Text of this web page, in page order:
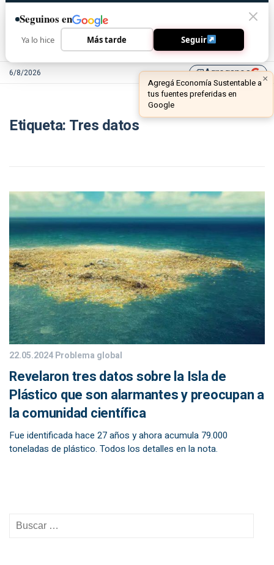
6/8/2026 library_addAgreganos ×
Agregá Economía Sustentable a
tus fuentes preferidas en
Google
Etiqueta: Tres datos
22.05.2024Problema global
Revelaron tres datos sobre la Isla de
Plástico que son alarmantes y preocupan a
la comunidad científica
Fue identificada hace 27 años y ahora acumula 79.000
toneladas de plástico. Todos los detalles en la nota.
Seguinos en
Ya lo hice Más tarde Seguir